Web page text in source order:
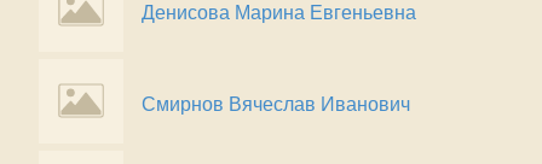
Денисова Марина Евгеньевна
Смирнов Вячеслав Иванович